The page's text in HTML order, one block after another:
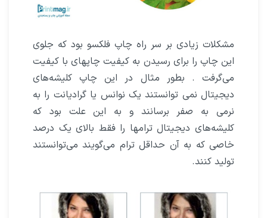
مشکلات زیادی بر سر راه چاپ فلکسو بود که جلوی
این چاپ را برای رسیدن به کیفیت چاپهای با کیفیت
می‌گرفت . بطور مثال در این چاپ کلیشه‌های
دیجیتال نمی توانستند یک نوانس یا گرادیانت را به
نرمی به صفر برسانند و به این علت بود که
کلیشه‌های دیجیتال ترامها را فقط بالای یک درصد
خاصی که به آن حداقل ترام می‌گویند می‌توانستند
تولید کنند.